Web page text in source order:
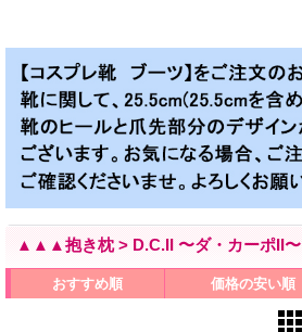
▲▲▲抱き枕 > D.C.II 〜ダ・カーポII〜
おすすめ順 価格の安い順